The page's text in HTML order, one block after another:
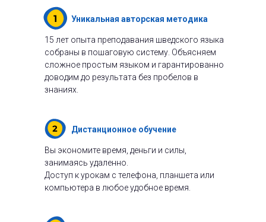
Уникальная авторская методика
Дистанционное обучение
15 лет опыта преподавания шведского языка
собраны в пошаговую систему. Объясняем
сложное простым языком и гарантированно
доводим до результата без пробелов в
знаниях.
Вы экономите время, деньги и силы,
занимаясь удаленно.
Доступ к урокам с телефона, планшета или
компьютера в любое удобное время.